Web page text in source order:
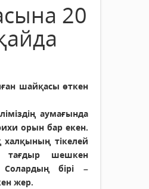
20
шайқасы өткен
аумағында
орын бар екен.
тікелей
тағдыр шешкен
бірі –
жер.